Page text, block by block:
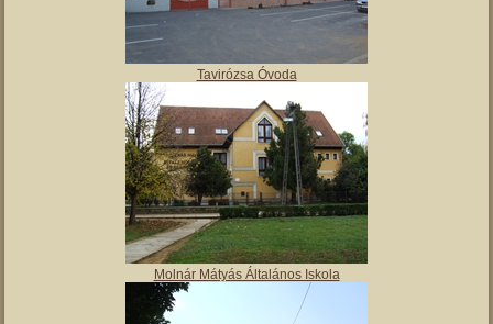
Tulipán Bölcsőde